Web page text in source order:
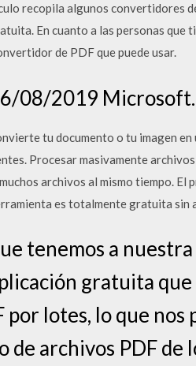
recopila algunos convertidores
En cuanto a las personas que
de PDF que puede usar.
08/2019 Microsoft.
tu documento o tu imagen
Procesar masivamente
archivos al mismo tiempo. El
es totalmente gratuita sin
tenemos a
gratuita
por lotes, lo que
archivos PDF de